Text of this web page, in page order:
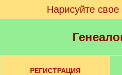
Нарисуйте
РЕГИСТРАЦИЯ